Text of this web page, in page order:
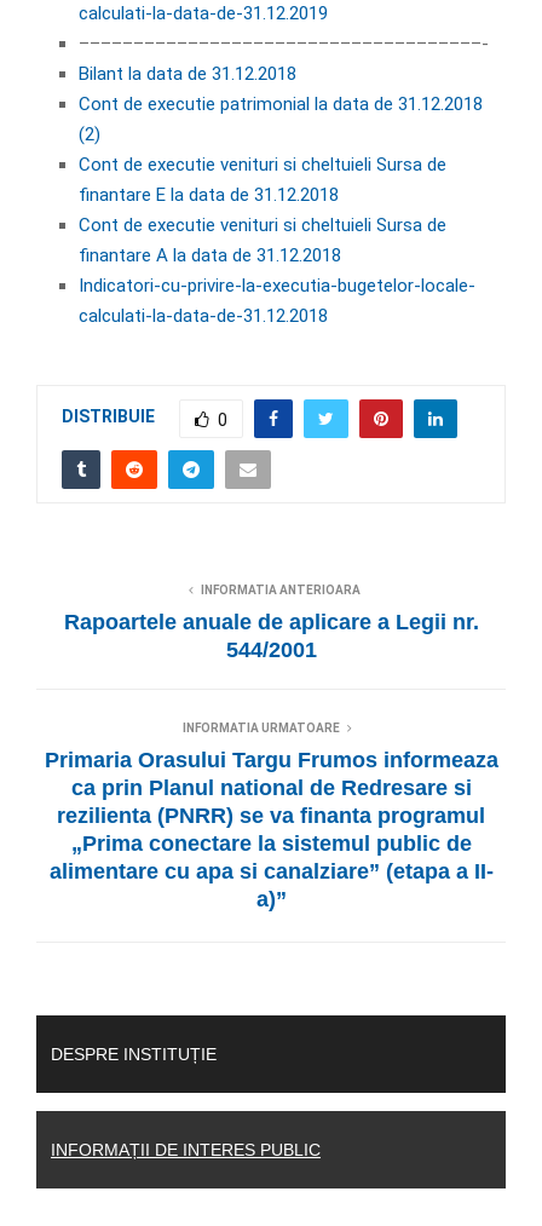
calculati-la-data-de-31.12.2019
–––––––––––––––––––––––––––––––––––––-
Bilant la data de 31.12.2018
Cont de executie patrimonial la data de 31.12.2018
(2)
Cont de executie venituri si cheltuieli Sursa de
finantare E la data de 31.12.2018
Cont de executie venituri si cheltuieli Sursa de
finantare A la data de 31.12.2018
Indicatori-cu-privire-la-executia-bugetelor-locale-
calculati-la-data-de-31.12.2018
DISTRIBUIE 0
INFORMATIA ANTERIOARA
Rapoartele anuale de aplicare a Legii nr.
544/2001
INFORMATIA URMATOARE
Primaria Orasului Targu Frumos informeaza
ca prin Planul national de Redresare si
rezilienta (PNRR) se va finanta programul
„Prima conectare la sistemul public de
alimentare cu apa si canalziare” (etapa a II-
a)”
DESPRE INSTITUȚIE
INFORMAȚII DE INTERES PUBLIC